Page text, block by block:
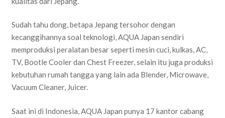
Sudah tahu dong, betapa Jepang tersohor dengan
kecanggihannya soal teknologi, AQUA Japan sendiri
memproduksi peralatan besar seperti mesin cuci, kulkas, AC,
TV, Bootle Cooler dan Chest Freezer, selain itu juga produksi
kebutuhan rumah tangga yang lain ada Blender, Microwave,
Vacuum Cleaner, Juicer.
Saat ini di Indonesia, AQUA Japan punya 17 kantor cabang